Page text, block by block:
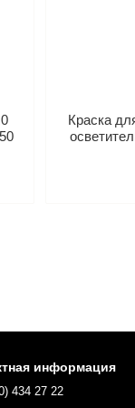
Краска
информация
434 27 22